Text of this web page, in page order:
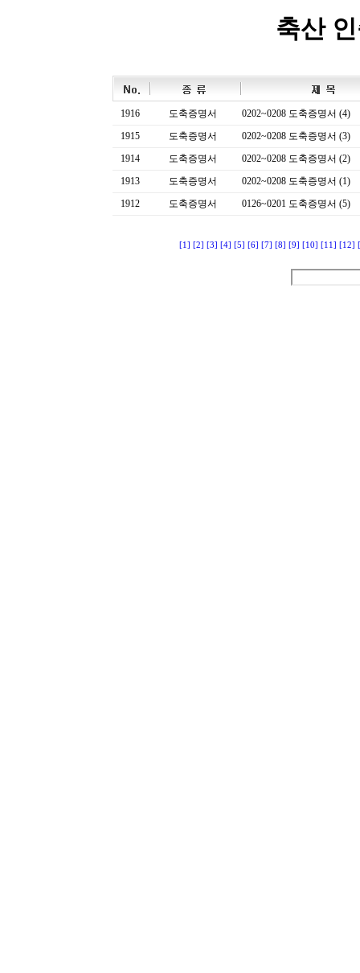
축산
1916 도축증명서
0202~0208 도축증명서 (4)
1915
도축증명서
0202~0208 도축증명서 (3)
1914
도축증명서
0202~0208 도축증명서 (2)
1913
도축증명서
0202~0208 도축증명서 (1)
1912
도축증명서 0126~0201 도축증명서 (5)
[1] [2] [3] [4] [5] [6] [7] [8] [9] [10] [11] [12]